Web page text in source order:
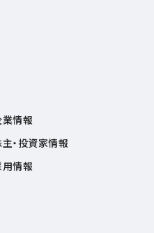
業情報
・投資家情報
用情報